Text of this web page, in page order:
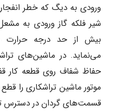
ورودی به دیگ که خطر انفجار
شیر فلکه گاز ورودی به
بیش از حد درجه حرارت
می‌نماید. در ماشین‌های
حفاظ شفاف روی قطعه کار
موتور ماشین تراشکاری را
قسمت‌های گردان در دسترس